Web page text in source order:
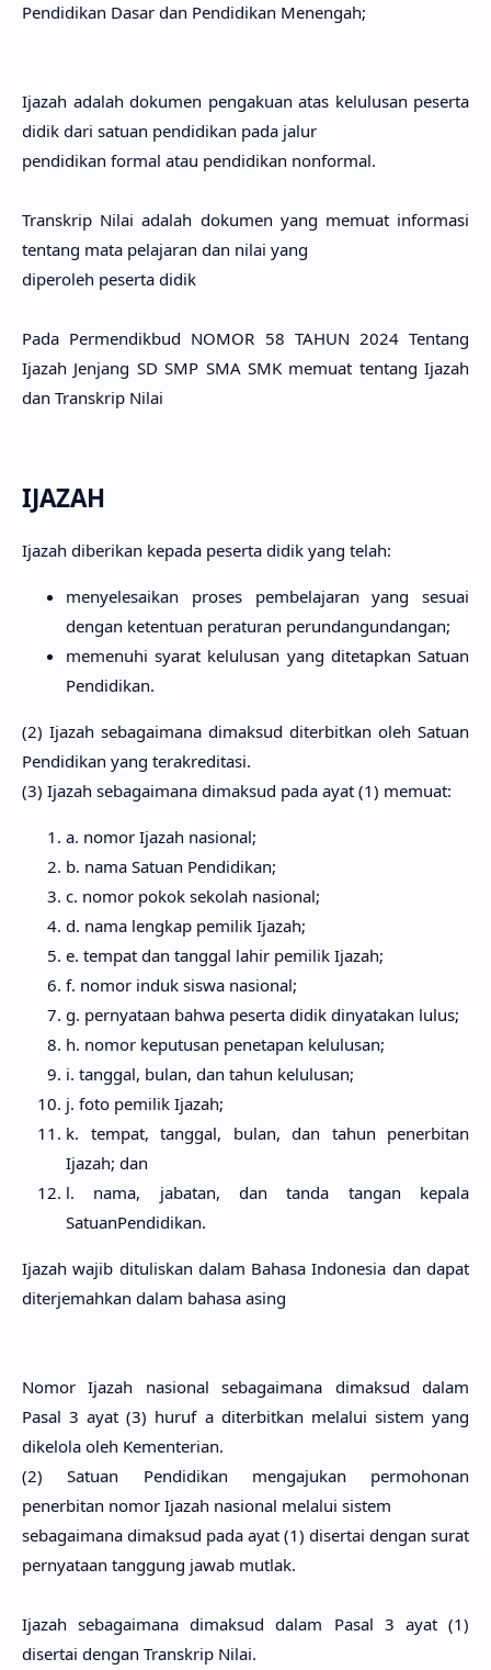
Pendidikan Dasar dan Pendidikan Menengah;
Ijazah adalah dokumen pengakuan atas kelulusan peserta
didik dari satuan pendidikan pada jalur
pendidikan formal atau pendidikan nonformal.
Transkrip Nilai adalah dokumen yang memuat informasi
tentang mata pelajaran dan nilai yang
diperoleh peserta didik
Pada Permendikbud NOMOR 58 TAHUN 2024 Tentang
Ijazah Jenjang SD SMP SMA SMK memuat tentang Ijazah
dan Transkrip Nilai
IJAZAH
Ijazah diberikan kepada peserta didik yang telah:
menyelesaikan proses pembelajaran yang sesuai
dengan ketentuan peraturan perundangundangan;
memenuhi syarat kelulusan yang ditetapkan Satuan
Pendidikan.
(2) Ijazah sebagaimana dimaksud diterbitkan oleh Satuan
Pendidikan yang terakreditasi.
(3) Ijazah sebagaimana dimaksud pada ayat (1) memuat:
a. nomor Ijazah nasional;
b. nama Satuan Pendidikan;
c. nomor pokok sekolah nasional;
d. nama lengkap pemilik Ijazah;
e. tempat dan tanggal lahir pemilik Ijazah;
f. nomor induk siswa nasional;
g. pernyataan bahwa peserta didik dinyatakan lulus;
h. nomor keputusan penetapan kelulusan;
i. tanggal, bulan, dan tahun kelulusan;
j. foto pemilik Ijazah;
k. tempat, tanggal, bulan, dan tahun penerbitan
Ijazah; dan
l. nama, jabatan, dan tanda tangan kepala
SatuanPendidikan.
Ijazah wajib dituliskan dalam Bahasa Indonesia dan dapat
diterjemahkan dalam bahasa asing
Nomor Ijazah nasional sebagaimana dimaksud dalam
Pasal 3 ayat (3) huruf a diterbitkan melalui sistem yang
dikelola oleh Kementerian.
(2) Satuan Pendidikan mengajukan permohonan
penerbitan nomor Ijazah nasional melalui sistem
sebagaimana dimaksud pada ayat (1) disertai dengan surat
pernyataan tanggung jawab mutlak.
Ijazah sebagaimana dimaksud dalam Pasal 3 ayat (1)
disertai dengan Transkrip Nilai.